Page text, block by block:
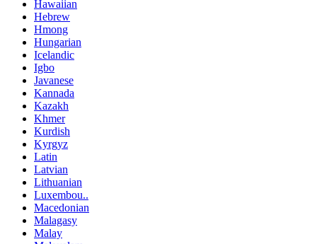
Hawaiian
Hebrew
Hmong
Hungarian
Icelandic
Igbo
Javanese
Kannada
Kazakh
Khmer
Kurdish
Kyrgyz
Latin
Latvian
Lithuanian
Luxembou..
Macedonian
Malagasy
Malay